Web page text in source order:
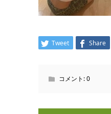
Tweet Share
コメント:0